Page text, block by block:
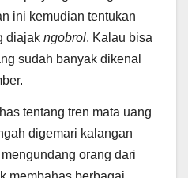
ini kemudian tentukan
diajak ngobrol. Kalau bisa
sudah banyak dikenal
tentang tren mata uang
digemari kalangan
orang dari